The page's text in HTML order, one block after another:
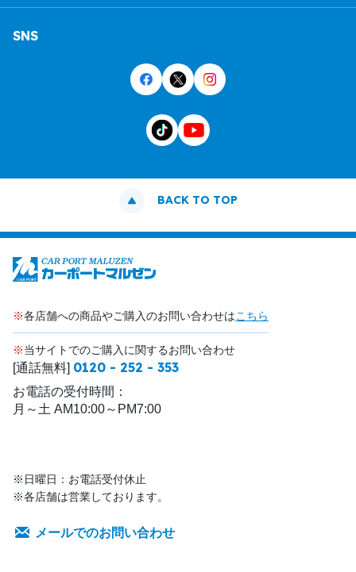
SNS
BACK TO TOP
※各店舗への商品やご購入のお問い合わせはこちら
※当サイトでのご購入に関するお問い合わせ
[通話無料] 0120 - 252 - 353
お電話の受付時間：
月～土 AM10:00～PM7:00
※日曜日：お電話受付休止
※各店舗は営業しております。
メールでのお問い合わせ